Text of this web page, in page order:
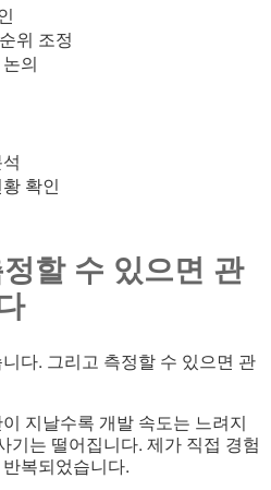
위 조정
의
확인
할 수 있으면 관
다. 그리고 측정할 수 있으면 관
지날수록 개발 속도는 느려지
기는 떨어집니다. 제가 직접 경험
복되었습니다.